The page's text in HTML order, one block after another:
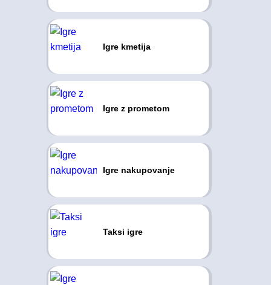
Igre kmetija
Igre z prometom
Igre nakupovanje
Taksi igre